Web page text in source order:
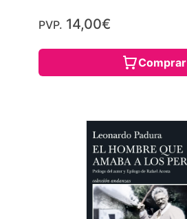
PVP. 14,00€
Comprar